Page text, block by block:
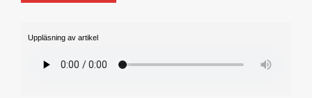
Uppläsning av artikel